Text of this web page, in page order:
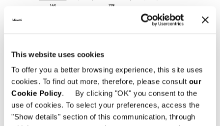
This website uses cookies
To offer you a better browsing experience, this site uses
cookies. To find out more, therefore, please consult our
Cookie Policy. By clicking "OK" you consent to the
use of cookies. To select your preferences, access the
"Show details" section of this communication, through